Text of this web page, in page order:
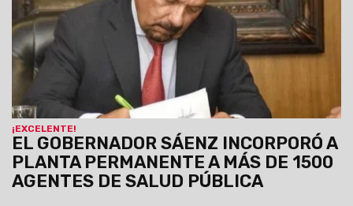
¡EXCELENTE!
EL GOBERNADOR SÁENZ INCORPORÓ A
PLANTA PERMANENTE A MÁS DE 1500
AGENTES DE SALUD PÚBLICA